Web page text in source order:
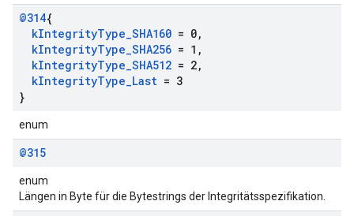
@314{
kIntegrityType_SHA160 = 0,
kIntegrityType_SHA256 = 1 ,
kIntegrityType_SHA512 = 2,
kIntegrityType_Last = 3
}
enum
@315
enum
Längen in Byte für die Bytestrings der Integritätsspezifikation.